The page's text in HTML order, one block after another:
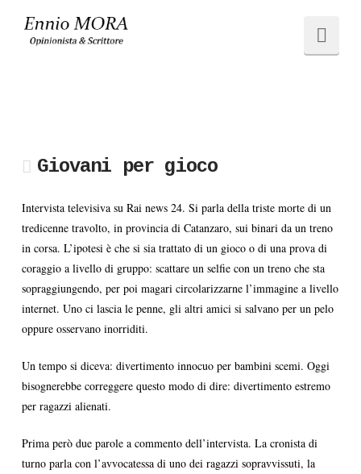
Ennio
Giovani per gioco
Intervista televisiva su Rai news 24. Si parla della triste morte di un
tredicenne travolto, in provincia di Catanzaro, sui binari da un treno
in corsa. L’ipotesi è che si sia trattato di un gioco o di una prova di
coraggio a livello di gruppo: scattare un selfie con un treno che sta
sopraggiungendo, per poi magari circolarizzarne l’immagine a livello
internet. Uno ci lascia le penne, gli altri amici si salvano per un pelo
oppure osservano inorriditi.
Un tempo si diceva: divertimento innocuo per bambini scemi. Oggi
bisognerebbe correggere questo modo di dire: divertimento estremo
per ragazzi alienati.
Prima però due parole a commento dell’intervista. La cronista di
turno parla con l’avvocatessa di uno dei ragazzi sopravvissuti, la